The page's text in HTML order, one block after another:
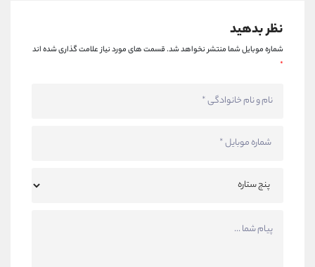
نظر بدهید
شماره موبایل شما منتشر نخواهد شد.قسمت های مورد نیاز علامت گذاری شده اند
*